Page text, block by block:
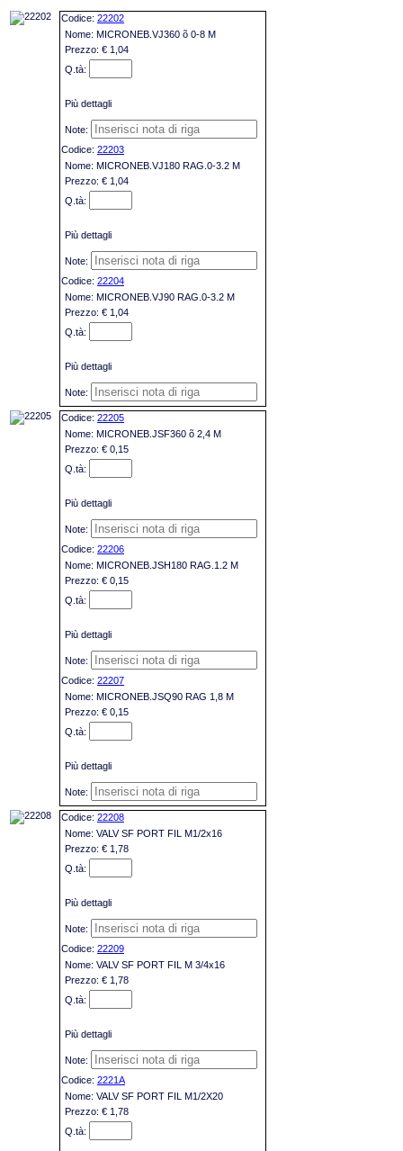
22202
MICRONEB.VJ360 õ 0-8 M
€ 1,04
Più dettagli
22203
MICRONEB.VJ180 RAG.0-3.2 M
€ 1,04
Più dettagli
22204
MICRONEB.VJ90 RAG.0-3.2 M
€ 1,04
Più dettagli
22205
MICRONEB.JSF360 õ 2,4 M
€ 0,15
Più dettagli
22206
MICRONEB.JSH180 RAG.1.2 M
€ 0,15
Più dettagli
22207
MICRONEB.JSQ90 RAG 1,8 M
€ 0,15
Più dettagli
22208
VALV SF PORT FIL M1/2x16
€ 1,78
Più dettagli
22209
VALV SF PORT FIL M 3/4x16
€ 1,78
Più dettagli
2221A
VALV SF PORT FIL M1/2X20
€ 1,78